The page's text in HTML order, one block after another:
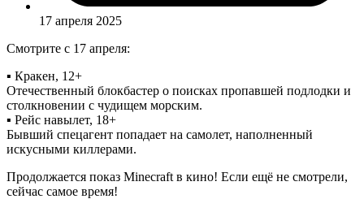
17 апреля 2025
Смотрите с 17 апреля:
▪ Кракен, 12+
Отечественный блокбастер о поисках пропавшей подлодки и
столкновении с чудищем морским.
▪ Рейс навылет, 18+
Бывший спецагент попадает на самолет, наполненный
искусными киллерами.
Продолжается показ Minecraft в кино! Если ещё не смотрели,
сейчас самое время!